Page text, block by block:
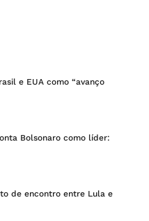
e EUA como “avanço
Bolsonaro como líder:
de encontro entre Lula e